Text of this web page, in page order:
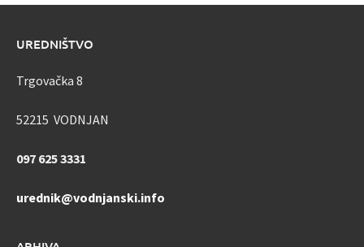
UREDNIŠTVO
Trgovačka 8
52215 VODNJAN
097 625 3331
urednik@vodnjanski.info